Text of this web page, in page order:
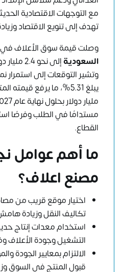
تهدف إلى تنويع الاقتصاد
وصلت قيمة سوق الأعلاف في
السعودية
وتشير التوقعات إلى
مستدامًا في الطلب وفرصًا
القطاع.
ما أهم عوامل
مصنع اعلاف؟
اختيار موقع قريب من
تكاليف النقل وزيادة
استخدام معدات إنتاج
التشغيل وجودة الأعلاف
الالتزام بمعايير الجودة
قبول المنتج في السوق